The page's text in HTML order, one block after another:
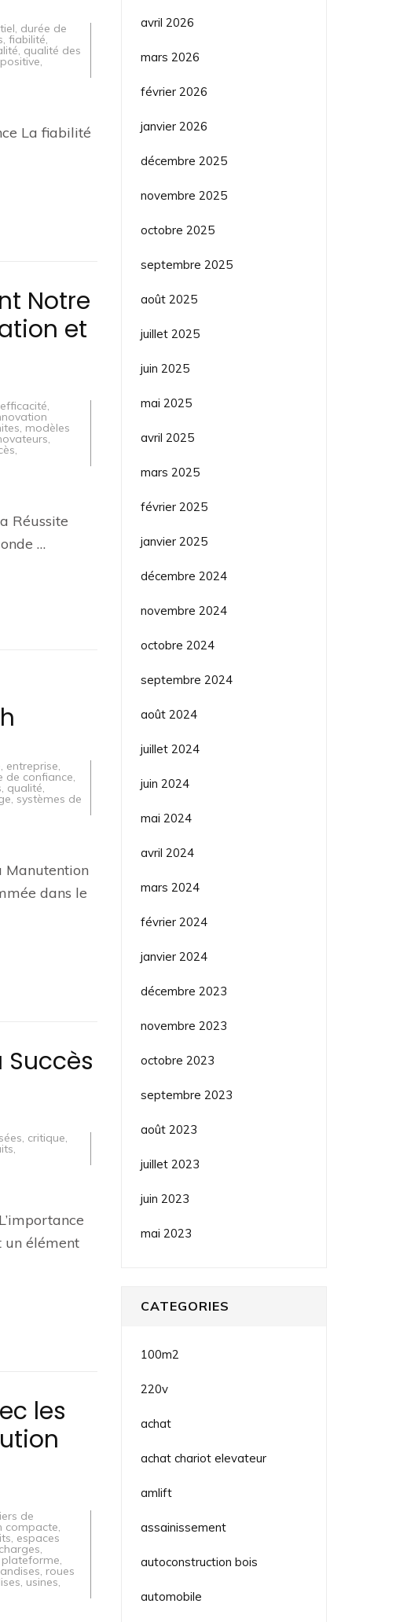
, durée de
, fiabilité,
, qualité des
,
La fiabilité
Notre
et
efficacité,
, modèles
,
,
Réussite
…
, entreprise,
de confiance,
, qualité,
, systèmes de
Manutention
dans le
Succès
, critique,
,
un élément
les
de
compacte,
, espaces
,
plateforme,
, roues
, usines,
avril 2026
mars 2026
février 2026
janvier 2026
décembre 2025
novembre 2025
octobre 2025
septembre 2025
août 2025
juillet 2025
juin 2025
mai 2025
avril 2025
mars 2025
février 2025
janvier 2025
décembre 2024
novembre 2024
octobre 2024
septembre 2024
août 2024
juillet 2024
juin 2024
mai 2024
avril 2024
mars 2024
février 2024
janvier 2024
décembre 2023
novembre 2023
octobre 2023
septembre 2023
août 2023
juillet 2023
juin 2023
mai 2023
CATEGORIES
100m2
220v
achat
achat chariot elevateur
amlift
assainissement
autoconstruction bois
automobile